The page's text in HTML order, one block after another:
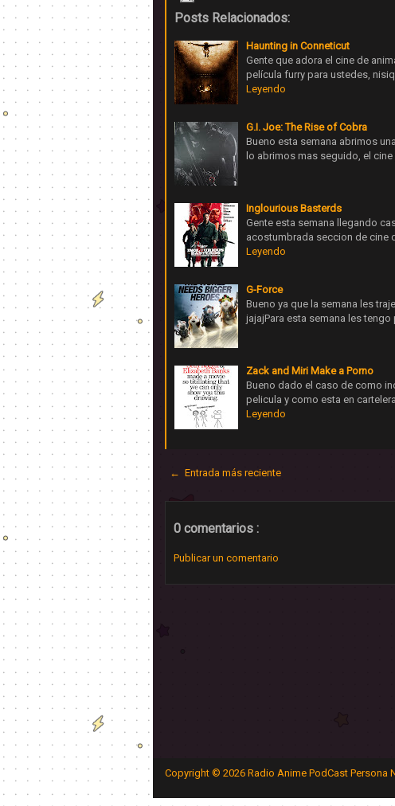
Posts Relacionados:
Haunting in Conneticut
Gente que adora el cine de
película furry para ustedes,
Leyendo
G.I. Joe: The Rise of Cobra
Bueno esta semana abrimos
lo abrimos mas seguido, el
Inglourious Basterds
Gente esta semana llegando
acostumbrada seccion de cine
Leyendo
G-Force
Bueno ya que la semana les
jajajPara esta semana les
Zack and Miri Make a Porno
Bueno dado el caso de como
pelicula y como esta en
Leyendo
← Entrada más reciente
0 comentarios :
Publicar un comentario
Copyright © 2026 Radio Anime PodCast Persona